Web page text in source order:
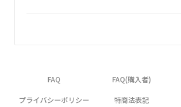
FAQ FAQ(購入者)
プライバシーポリシー 特商法表記